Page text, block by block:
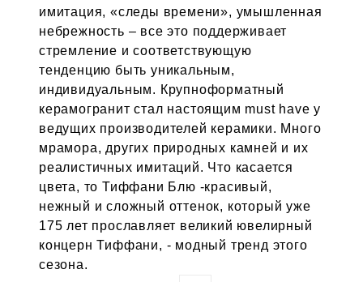
имитация, «следы времени», умышленная
небрежность – все это поддерживает
стремление и соответствующую
тенденцию быть уникальным,
индивидуальным. Крупноформатный
керамогранит стал настоящим must have у
ведущих производителей керамики. Много
мрамора, других природных камней и их
реалистичных имитаций. Что касается
цвета, то Тиффани Блю -красивый,
нежный и сложный оттенок, который уже
175 лет прославляет великий ювелирный
концерн Тиффани, - модный тренд этого
сезона.